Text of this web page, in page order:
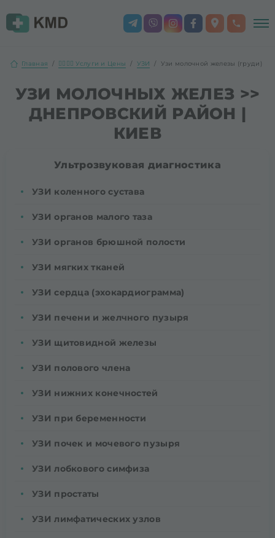
Главная 👨‍⚕️👩‍⚕️ Услуги и Цены УЗИ Узи молочной железы (груди)
УЗИ МОЛОЧНЫХ ЖЕЛЕЗ >>
ДНЕПРОВСКИЙ РАЙОН |
КИЕВ
Ультрозвуковая диагностика
УЗИ коленного сустава
УЗИ органов малого таза
УЗИ органов брюшной полости
УЗИ мягких тканей
УЗИ сердца (эхокардиограмма)
УЗИ печени и желчного пузыря
УЗИ щитовидной железы
УЗИ полового члена
УЗИ нижних конечностей
УЗИ при беременности
УЗИ почек и мочевого пузыря
УЗИ лобкового симфиза
УЗИ простаты
УЗИ лимфатических узлов